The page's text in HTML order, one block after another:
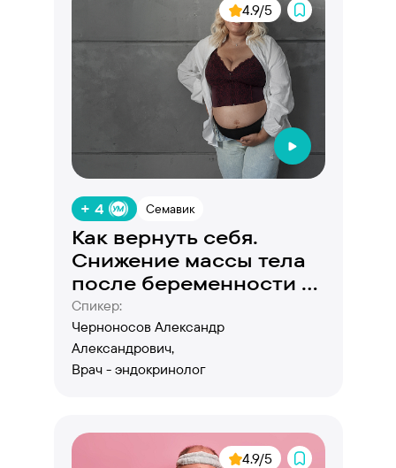
+ 4 Семавик
Как вернуть себя.
Снижение массы тела
после беременности и
родов - научный
подход
Спикер:
Черноносов Александр
Александрович,
Врач - эндокринолог
4.9/5
4.9/5